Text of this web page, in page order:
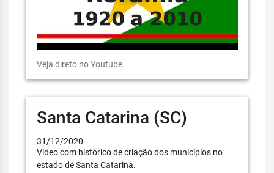
Veja direto no Youtube
Santa Catarina (SC)
31/12/2020
Vídeo com histórico de criação dos municípios no
estado de Santa Catarina.